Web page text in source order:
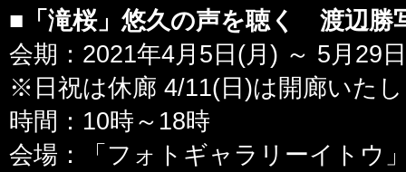
■「滝桜」悠久の声を聴く 渡辺勝
会期：2021年4月5日(月) ～ 5月29
※日祝は休廊 4/11(日)は開廊いた
時間：10時～18時
会場：「フォトギャラリーイトウ